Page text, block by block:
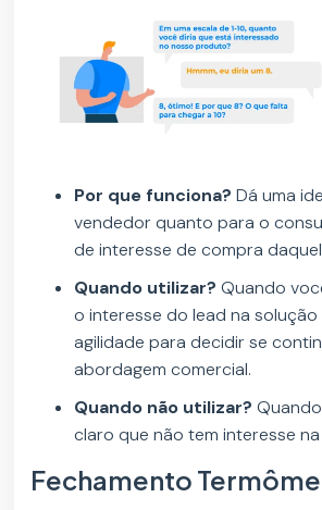
Por que funciona? Dá uma
vendedor quanto para o
de interesse de compra
Quando utilizar?Quando
o interesse do lead na
agilidade para decidir se
abordagem comercial.
Quando não utilizar?
claro que não tem interesse
Fechamento